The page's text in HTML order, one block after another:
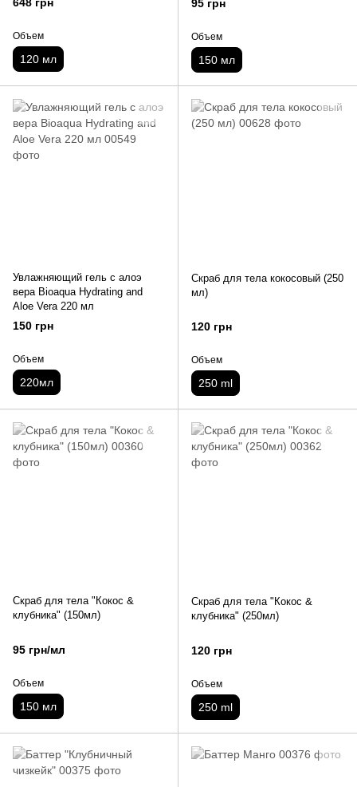
Объем
120 мл
95 грн
Объем
150 мл
Увлажняющий гель с алоэ
вера Bioaqua Hydrating and
Aloe Vera 220 мл
150 грн
Объем
220мл
Скраб для тела кокосовый (250
мл)
120 грн
Объем
250 ml
Скраб для тела "Кокос &
клубника" (150мл)
95 грн/мл
Объем
150 мл
Скраб для тела "Кокос &
клубника" (250мл)
120 грн
Объем
250 ml